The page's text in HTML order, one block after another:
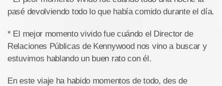
pasé devolviendo todo lo que había comido durante el día.
* El mejor momento vivido fue cuándo el Director de
Relaciones Públicas de Kennywood nos vino a buscar y
estuvimos hablando un buen rato con él.
En este viaje ha habido momentos de todo, des de